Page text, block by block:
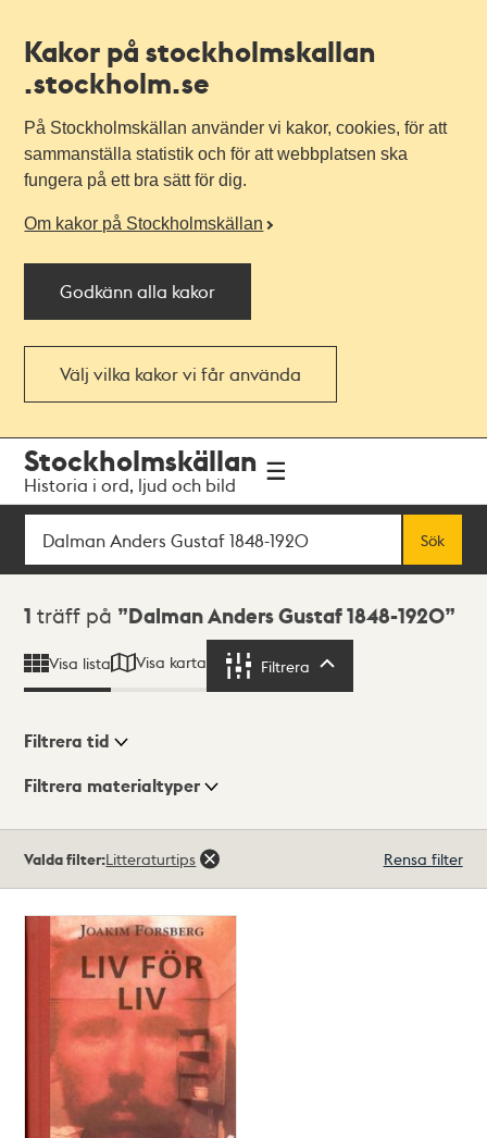
Kakor på stockholmskallan
.stockholm.se
På Stockholmskällan använder vi kakor, cookies, för att
sammanställa statistik och för att webbplatsen ska
fungera på ett bra sätt för dig.
Om kakor på Stockholmskällan
Godkänn alla kakor
Välj vilka kakor vi får använda
navigationen
huvudinnehållet
Stockholmskällan
Historia i ord, ljud och bild
Sök
Sök
Sökresultat
1 träff på Dalman Anders Gustaf 1848-1920
Visa lista Visa karta Filtrera
Visningsläge
Filtrera tid
Filtrera materialtyper
träffar
Valda filter:Litteraturtips Rensa filter